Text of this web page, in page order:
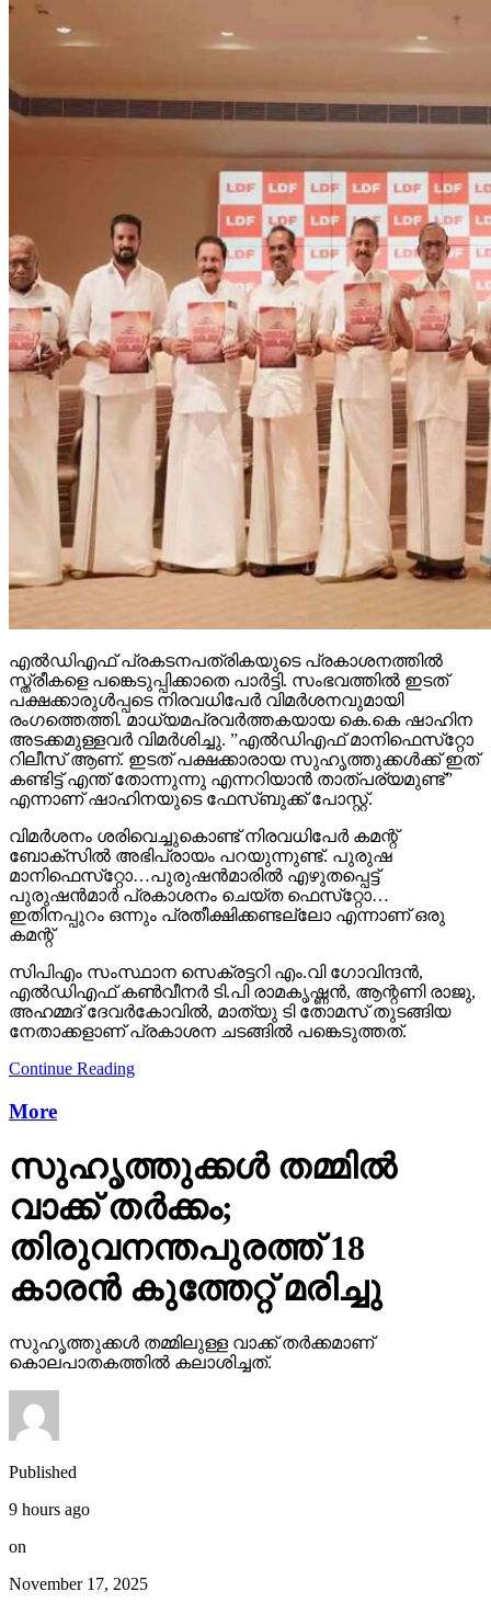
എല്‍ഡിഎഫ് പ്രകടനപത്രികയുടെ പ്രകാശനത്തില്‍
സ്ത്രീകളെ പങ്കെടുപ്പിക്കാതെ പാര്‍ട്ടി. സംഭവത്തില്‍ ഇടത്
പക്ഷക്കാരുള്‍പ്പടെ നിരവധിപേര്‍ വിമര്‍ശനവുമായി
രംഗത്തെത്തി. മാധ്യമപ്രവര്‍ത്തകയായ കെ.കെ ഷാഹിന
അടക്കമുള്ളവര്‍ വിമര്‍ശിച്ചു. ”എല്‍ഡിഎഫ് മാനിഫെസ്‌റ്റോ
റിലീസ് ആണ്. ഇടത് പക്ഷക്കാരായ സുഹൃത്തുക്കള്‍ക്ക് ഇത്
കണ്ടിട്ട് എന്ത് തോന്നുന്നു എന്നറിയാന്‍ താത്പര്യമുണ്ട്”
എന്നാണ് ഷാഹിനയുടെ ഫേസ്ബുക്ക് പോസ്റ്റ്.
വിമര്‍ശനം ശരിവെച്ചുകൊണ്ട് നിരവധിപേര്‍ കമന്റ്
ബോക്‌സില്‍ അഭിപ്രായം പറയുന്നുണ്ട്. പുരുഷ
മാനിഫെസ്‌റ്റോ…പുരുഷന്‍മാരില്‍ എഴുതപ്പെട്ട്
പുരുഷന്‍മാര്‍ പ്രകാശനം ചെയ്ത ഫെസ്‌റ്റോ…
ഇതിനപ്പുറം ഒന്നും പ്രതീക്ഷിക്കണ്ടല്ലോ എന്നാണ് ഒരു
കമന്റ്
സിപിഎം സംസ്ഥാന സെക്രട്ടറി എം.വി ഗോവിന്ദന്‍,
എല്‍ഡിഎഫ് കണ്‍വീനര്‍ ടി.പി രാമകൃഷ്ണന്‍, ആന്റണി രാജു,
അഹമ്മദ് ദേവര്‍കോവില്‍, മാത്യു ടി തോമസ് തുടങ്ങിയ
നേതാക്കളാണ് പ്രകാശന ചടങ്ങില്‍ പങ്കെടുത്തത്.
Continue Reading
More
സുഹൃത്തുക്കള്‍ തമ്മില്‍
വാക്ക് തര്‍ക്കം;
തിരുവനന്തപുരത്ത് 18
കാരന്‍ കുത്തേറ്റ് മരിച്ചു
സുഹൃത്തുക്കള്‍ തമ്മിലുള്ള വാക്ക് തര്‍ക്കമാണ്
കൊലപാതകത്തില്‍ കലാശിച്ചത്.
Published
9 hours ago
on
November 17, 2025